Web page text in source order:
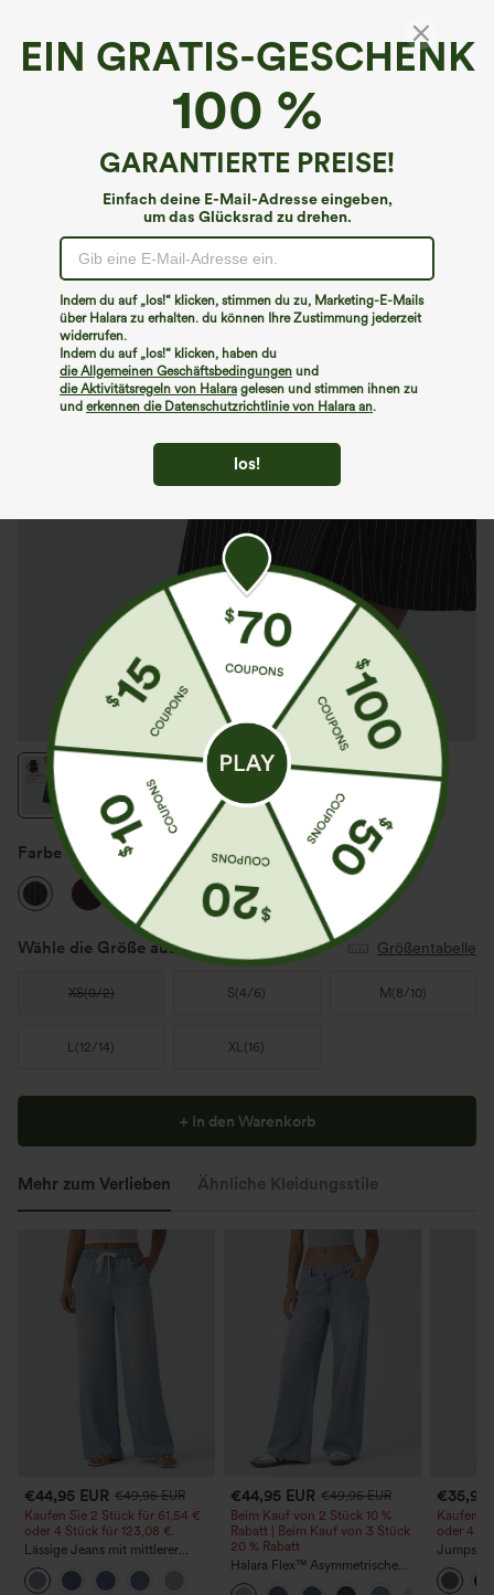
EIN GRATIS-GESCHENK
100 %
GARANTIERTE PREISE!
Einfach deine E-Mail-Adresse eingeben,
um das Glücksrad zu drehen.
Indem du auf „los!“ klicken, stimmen du zu, Marketing-E-Mails
über Halara zu erhalten. du können Ihre Zustimmung jederzeit
widerrufen.
Indem du auf „los!“ klicken, haben du
die Allgemeinen Geschäftsbedingungen und
die Aktivitätsregeln von Halara gelesen und stimmen ihnen zu
und erkennen die Datenschutzrichtlinie von Halara an.
los!
Hoch taillierter, längerer Minirock 2-in-1 mit
Cool-Touch, gestreift, Business A-Linien-
€44,95 EUR
Farbe Black White Pinstripe
Wähle die Größe aus(US) Größentabelle
XS(0/2) S(4/6) M (8/10)
L(12/14) XL(16)
+ In den Warenkorb
Mehr zum Verlieben Ähnliche Kleidungsstile
€44,95 EUR €49,95 EUR
Kaufen Sie 2 Stück für 61,54 €
oder 4 Stück für 123,08 €.
Lässige Jeans mit mittlerer
Bundhöhe, Kordelzug und
Taschen
€44,95 EUR €49,95 EUR
Beim Kauf von 2 Stück 10 %
Rabatt | Beim Kauf von 3 Stück
20 % Rabatt
Halara Flex™ Asymmetrische
Low-Rise-Jeans mit
€35,95
Kaufen
oder 4
Jumpsuit
weitem